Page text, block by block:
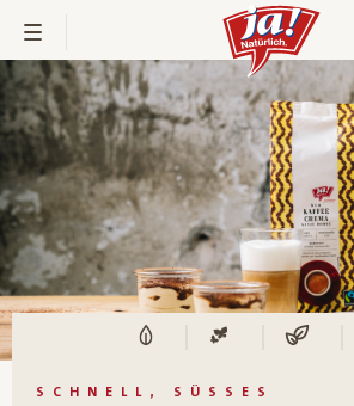
SCHNELL, SÜSSES